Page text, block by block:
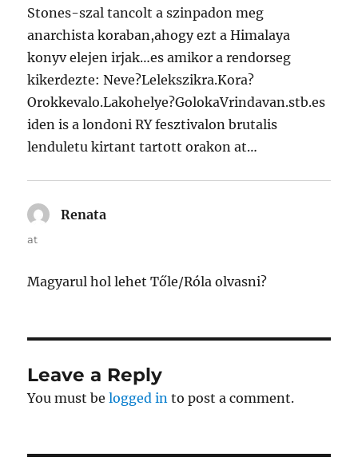
Stones-szal tancolt a szinpadon meg
anarchista koraban,ahogy ezt a Himalaya
konyv elejen irjak…es amikor a rendorseg
kikerdezte: Neve?Lelekszikra.Kora?
Orokkevalo.Lakohelye?GolokaVrindavan.stb.es
iden is a londoni RY fesztivalon brutalis
lenduletu kirtant tartott orakon at…
Renata
at
Magyarul hol lehet Tőle/Róla olvasni?
Leave a Reply
You must belogged in to post a comment.